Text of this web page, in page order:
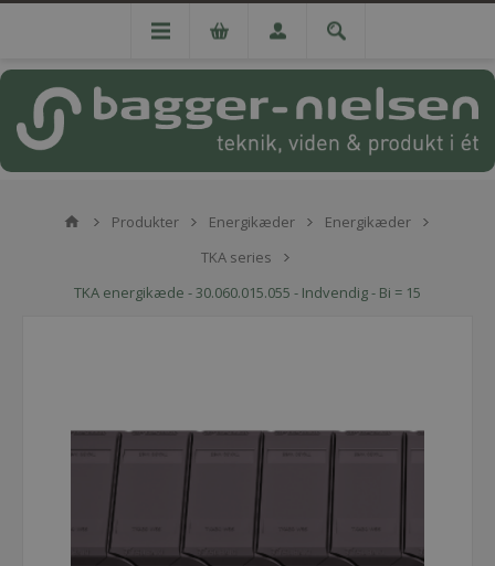
Produkter Energikæder
Energikæder
TKA series
TKA energikæde - 30.060.015.055 - Indvendig - Bi = 15